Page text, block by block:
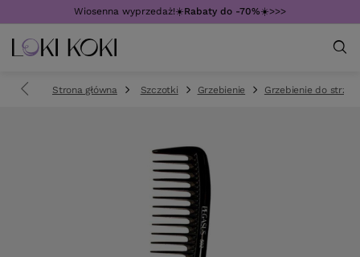
Wiosenna wyprzedaż!☀️Rabaty do -70%☀️>>>
Strona główna Szczotki Grzebienie Grzebienie do